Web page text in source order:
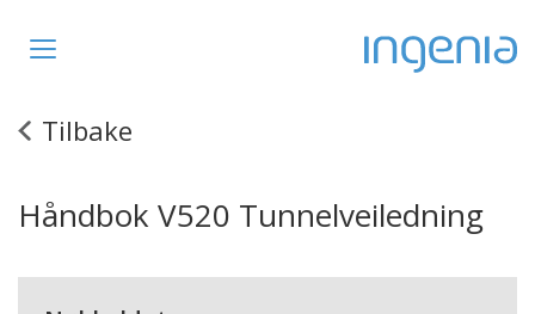
Toggle
Tilbake
Håndbok V520 Tunnelveiledning